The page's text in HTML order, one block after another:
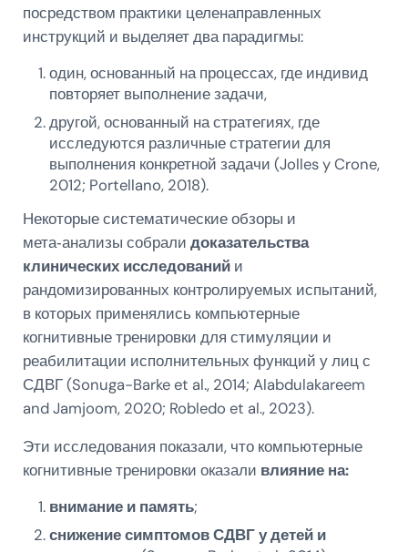
посредством практики целенаправленных
инструкций и выделяет два парадигмы:
один, основанный на процессах, где индивид
повторяет выполнение задачи,
другой, основанный на стратегиях, где
исследуются различные стратегии для
выполнения конкретной задачи (Jolles y Crone,
2012; Portellano, 2018).
Некоторые систематические обзоры и
мета‑анализы собрали доказательства
клинических исследованийи
рандомизированных контролируемых испытаний,
в которых применялись компьютерные
когнитивные тренировки для стимуляции и
реабилитации исполнительных функций у лиц с
СДВГ (Sonuga-Barke et al., 2014; Alabdulakareem
and Jamjoom, 2020; Robledo et al., 2023).
Эти исследования показали, что компьютерные
когнитивные тренировки оказали влияние на:
внимание и память;
снижение симптомов СДВГ у детей и